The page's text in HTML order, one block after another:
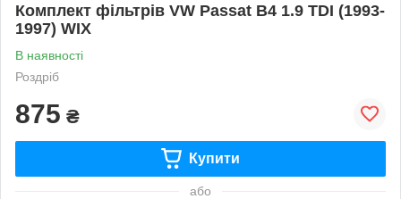
Комплект фільтрів VW Passat B4 1.9 TDI (1993-
1997) WIX
В наявності
Роздріб
875 ₴
Купити
або